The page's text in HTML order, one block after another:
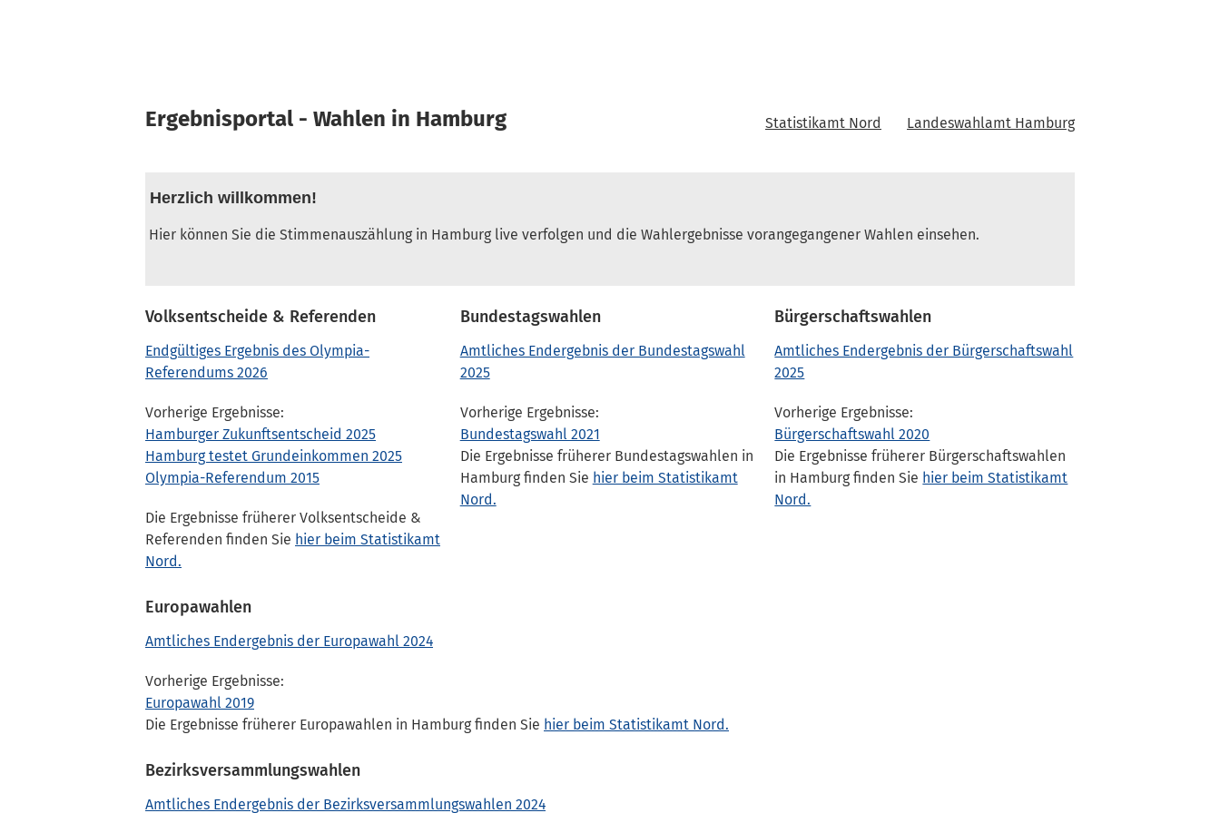
Ergebnisportal - Wahlen in Hamburg Statistikamt Nord Landeswahlamt Hamburg
Herzlich willkommen!
Hier können Sie die Stimmenauszählung in Hamburg live verfolgen und die Wahlergebnisse vorangegangener Wahlen einsehen.
Volksentscheide & Referenden
Endgültiges Ergebnis des Olympia-
Referendums 2026
Vorherige Ergebnisse:
Hamburger Zukunftsentscheid 2025
Hamburg testet Grundeinkommen 2025
Olympia-Referendum 2015
Die Ergebnisse früherer Volksentscheide &
Referenden finden Sie hier beim Statistikamt
Nord.
Bundestagswahlen
Amtliches Endergebnis der Bundestagswahl
2025
Vorherige Ergebnisse:
Bundestagswahl 2021
Die Ergebnisse früherer Bundestagswahlen in
Hamburg finden Sie hier beim Statistikamt
Nord.
Bürgerschaftswahlen
Amtliches Endergebnis der Bürgerschaftswahl
2025
Vorherige Ergebnisse:
Bürgerschaftswahl 2020
Die Ergebnisse früherer Bürgerschaftswahlen
in Hamburg finden Sie hier beim Statistikamt
Nord.
Europawahlen
Amtliches Endergebnis der Europawahl 2024
Vorherige Ergebnisse:
Europawahl 2019
Die Ergebnisse früherer Europawahlen in Hamburg finden Sie hier beim Statistikamt Nord.
Bezirksversammlungswahlen
Amtliches Endergebnis der Bezirksversammlungswahlen 2024